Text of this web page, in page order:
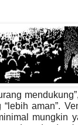
aman”.
mungkin